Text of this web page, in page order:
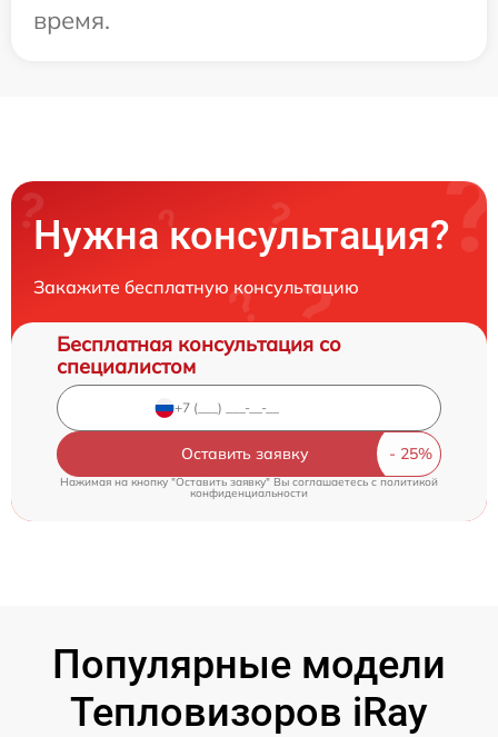
время.
Нужна консультация?
Закажите бесплатную консультацию
Бесплатная консультация со
специалистом
Оставить заявку
Нажимая на кнопку "Оставить заявку" Вы соглашаетесь cполитикой
конфиденциальности
Популярные модели
Тепловизоров iRay